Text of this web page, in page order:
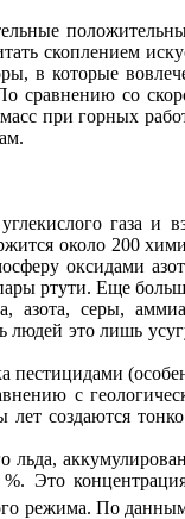
скоплением
в которые
сравнению со
при горных
газа
около 200
оксидами
ртути. Еще
азота, серы,
это лишь
пестицидами
с
создаются
%. Это
режима. По данным